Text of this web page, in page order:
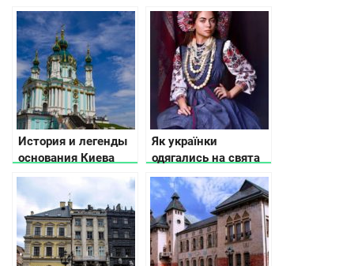
Павла в
Николаевской
области
каньонов Украины
История и легенды
основания Киева
Як українки
одягались на свята
понад 100 років
тому